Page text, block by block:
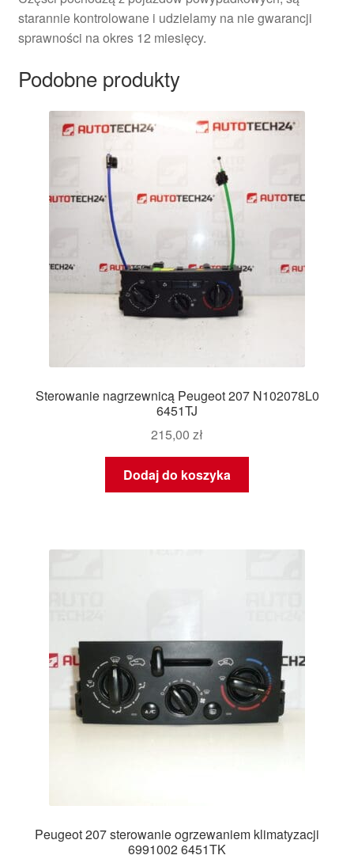
starannie kontrolowane i udzielamy na nie gwarancji
sprawności na okres 12 miesięcy.
Podobne produkty
Sterowanie nagrzewnicą Peugeot 207 N102078L0
6451TJ
215,00 zł
Dodaj do koszyka
Peugeot 207 sterowanie ogrzewaniem klimatyzacji
6991002 6451TK